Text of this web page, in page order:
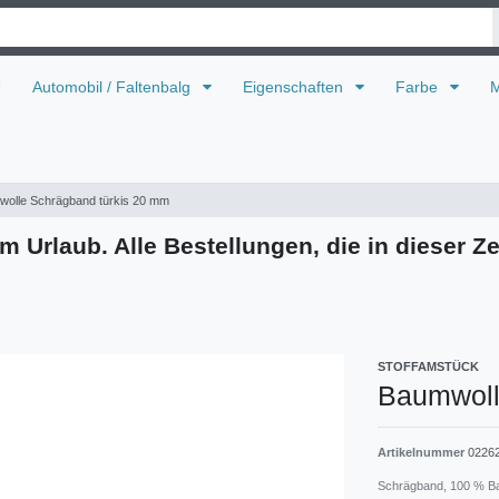
Automobil / Faltenbalg Eigenschaften Farbe
Schrägband türkis 20 mm
Urlaub. Alle Bestellungen, die in dieser
STOFFAMSTÜCK
Artikelnummer
Schrägband, 100 %